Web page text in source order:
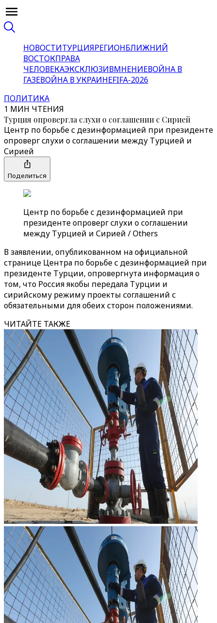
НОВОСТИТУРЦИЯРЕГИОНБЛИЖНИЙ
ВОСТОКПРАВА
ЧЕЛОВЕКАЭКСКЛЮЗИВМНЕНИЕВОЙНА В
ГАЗЕВОЙНА В УКРАИНЕFIFA-2026
ПОЛИТИКА
1 МИН ЧТЕНИЯ
Турция опровергла слухи о соглашении с Сирией
Центр по борьбе с дезинформацией при президенте
опроверг слухи о соглашении между Турцией и
Сирией
Поделиться
Центр по борьбе с дезинформацией при
президенте опроверг слухи о соглашении
между Турцией и Сирией / Others
В заявлении, опубликованном на официальной
странице Центра по борьбе с дезинформацией при
президенте Турции, опровергнута информация о
том, что Россия якобы передала Турции и
сирийскому режиму проекты соглашений с
обязательными для обеих сторон положениями.
ЧИТАЙТЕ ТАКЖЕ